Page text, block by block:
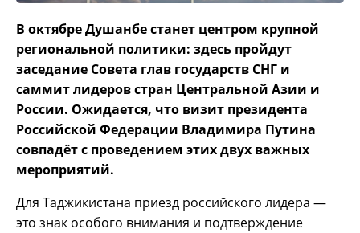
В октябре Душанбе станет центром крупной
региональной политики: здесь пройдут
заседание Совета глав государств СНГ и
саммит лидеров стран Центральной Азии и
России. Ожидается, что визит президента
Российской Федерации Владимира Путина
совпадёт с проведением этих двух важных
мероприятий.
Для Таджикистана приезд российского лидера —
это знак особого внимания и подтверждение